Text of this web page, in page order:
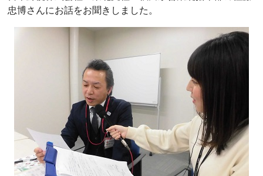
o
k
忠博さんにお話をお聞きしました。